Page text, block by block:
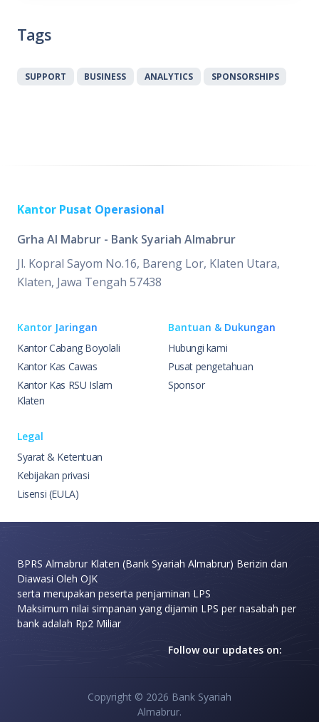
Tags
SUPPORT BUSINESS ANALYTICS SPONSORSHIPS
Kantor Pusat Operasional
Grha Al Mabrur - Bank Syariah Almabrur
Jl. Kopral Sayom No.16, Bareng Lor, Klaten Utara,
Klaten, Jawa Tengah 57438
Kantor Jaringan
Kantor Cabang Boyolali
Kantor Kas Cawas
Kantor Kas RSU Islam
Klaten
Bantuan & Dukungan
Hubungi kami
Pusat pengetahuan
Sponsor
Legal
Syarat & Ketentuan
Kebijakan privasi
Lisensi (EULA)
BPRS Almabrur Klaten (Bank Syariah Almabrur) Berizin dan
Diawasi Oleh OJK
serta merupakan peserta penjaminan LPS
Maksimum nilai simpanan yang dijamin LPS per nasabah per
bank adalah Rp2 Miliar
Follow our updates on:
Copyright © 2026 Bank Syariah
Almabrur.